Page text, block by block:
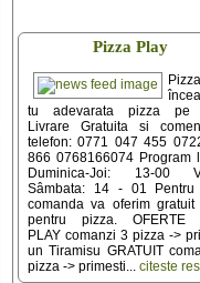
Pizza Play
tu adevarata pizza pe
Livrare Gratuita si
telefon: 0771 047 455
866 0768166074 Program
Duminica-Joi: 13-00
Sâmbata: 14 - 01 Pentru
comanda va oferim gratuit
pentru pizza. OFERTE
PLAY comanzi 3 pizza ->
un Tiramisu GRATUIT
pizza -> primesti... citeste